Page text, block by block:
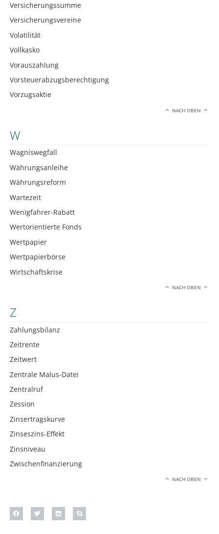
Versicherungssumme
Versicherungsvereine
Volatilität
Vollkasko
Vorauszahlung
Vorsteuerabzugsberechtigung
Vorzugsaktie
NACH OBEN
W
Wagniswegfall
Währungsanleihe
Währungsreform
Wartezeit
Wenigfahrer-Rabatt
Wertorientierte Fonds
Wertpapier
Wertpapierbörse
Wirtschaftskrise
NACH OBEN
Z
Zahlungsbilanz
Zeitrente
Zeitwert
Zentrale Malus-Datei
Zentralruf
Zession
Zinsertragskurve
Zinseszins-Effekt
Zinsniveau
Zwischenfinanzierung
NACH OBEN